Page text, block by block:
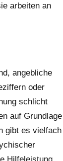
arbeiten an
angebliche
oder
schlicht
auf Grundlage
gibt es vielfach